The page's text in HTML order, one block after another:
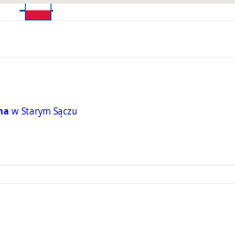
w Starym Sączu